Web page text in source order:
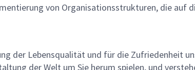
von Organisationsstrukturen, die auf
der Lebensqualität und für die Zufriedenheit
der Welt um Sie herum spielen, und